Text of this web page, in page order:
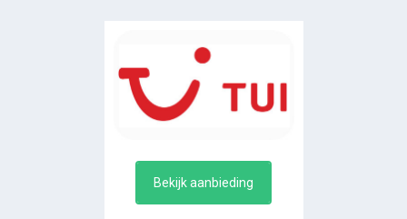
Bekijk aanbieding